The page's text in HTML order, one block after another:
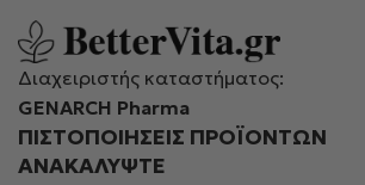
Διαχειριστής καταστήματος:
GENARCH Pharma
ΠΙΣΤΟΠΟΙΉΣΕΙΣ ΠΡΟΪΌΝΤΩΝ
ΑΝΑΚΑΛΥΨΤΕ